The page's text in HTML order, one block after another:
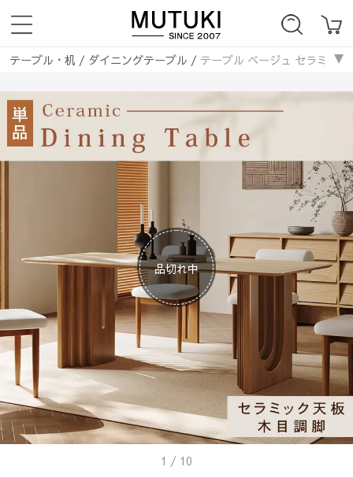
テーブル・机 / ダイニングテーブル / テーブル ベージュ セラミッ
品切れ中
1 / 10